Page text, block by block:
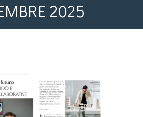
2025